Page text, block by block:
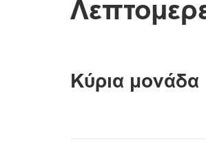
Κύρια μονάδα